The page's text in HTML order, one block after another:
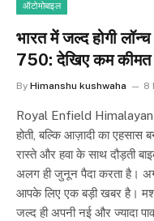
ऑटोमोबाइल
भारत में जल्द होगी
750: देखिए कम
By Himanshu kushwaha 8
Royal Enfield Himalayan
होती, बल्कि आज़ादी का एहसास
रास्ते और हवा के साथ दौड़ती
अलग ही जुनून पैदा करता है।
आपके लिए एक बड़ी खबर है।
जल्द ही अपनी नई और ज्यादा